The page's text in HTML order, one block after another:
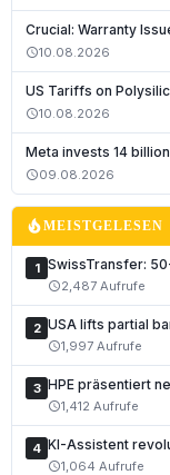
Crucial: Warranty
schedule10.08.2026
US Tariffs on
schedule10.08.2026
Meta invests 14
schedule09.08.2026
local_fire_departmentMEISTGELESEN
1 SwissTransfer:
schedule2,487 Aufrufe
2 USA lifts partial
schedule1,997 Aufrufe
3 HPE präsentiert
schedule1,412 Aufrufe
4 KI-Assistent
schedule1,064 Aufrufe
Deutsch
English
Français
Română
Español
Português
Nederlands
Polski
Čeština